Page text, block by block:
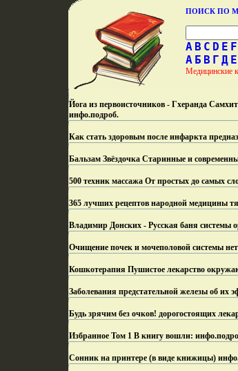
ПОИСК ПО
A B C D E F
А Б В Г Д Е
Медицинские
Йога из первоисточников - Гхеранда
инфо.подроб.
Как стать здоровым после инфаркта
Бальзам Звёздочка Старинные и
500 техник массажа От простых до самых
365 лучших рецептов народной медицины
Владимир Донских - Русская баня системы
Очищение почек и мочеполовой системы
Кошкотерапия Пушистое лекарство
Заболевания предстательной железы об их
Будь зрячим без очков! дорогостоящих
Избранное Том 1 В книгу вошли: инфо.
Сонник на принтере (в виде книжицы)